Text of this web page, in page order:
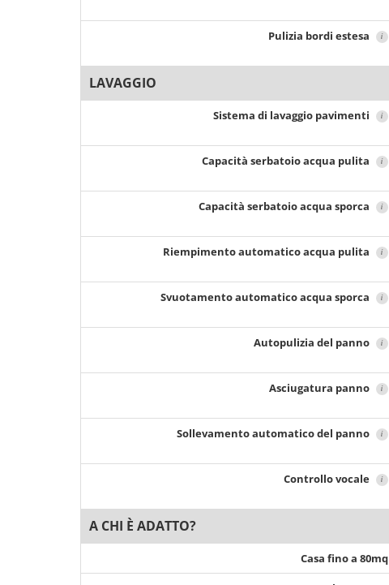
Pulizia bordi estesa i
LAVAGGIO
Sistema di lavaggio pavimenti i
Capacità serbatoio acqua pulita i
Capacità serbatoio acqua sporca i
Riempimento automatico acqua pulita i
Svuotamento automatico acqua sporca i
Autopulizia del panno i
Asciugatura panno i
Sollevamento automatico del panno i
Controllo vocale i
A CHI È ADATTO?
Casa fino a 80mq